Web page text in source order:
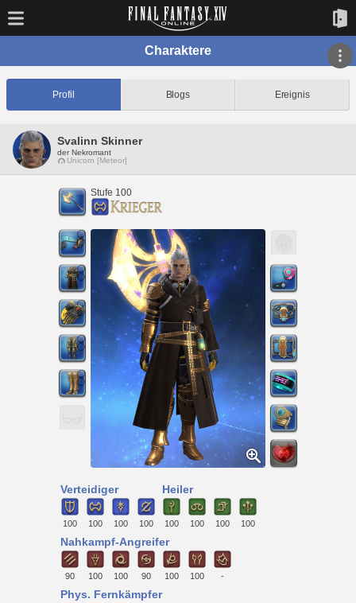
Charaktere
Profil Blogs Ereignis
Svalinn Skinner
der Nekromant
Unicorn [Meteor]
Stufe 100
Verteidiger
100 100 100 100
Heiler
100 100 100 100
Nahkampf-Angreifer
90 100 100 90 100 100 -
Phys. Fernkämpfer